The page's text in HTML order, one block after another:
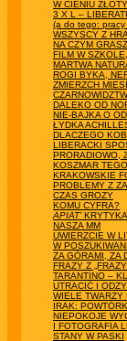
W CIENIU
3 X L –
(a do tego: pracy
WSZYSCY Z
NA CZYM
FILM W
MARTWA
ROGI BYKA,
ZMIERZCH
DALEKO OD
NIE-BAJKA O
ŁYDKA
DLACZEGO
LIBERACKI
PRORADIOWO,
KOSZMAR
KRAKOWSKIE
PROBLEMY Z
CZAS GROZY
KOMU CYFRA?
APIAT’KRYTYKA
NASZA MM
UWIERZCIE W
W
ZA GÓRAMI, ZA
FRAZY Z
TARANTINO –
UTRACIĆ I
WIELE TWARZY
IRAK:
NIEPOKOJE
I FOTOGRAFIA
STANY W PASKI